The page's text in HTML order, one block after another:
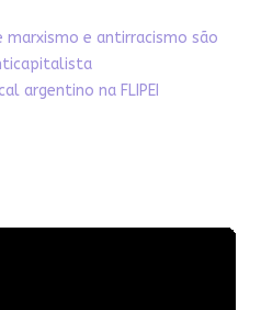
e antirracismo são
argentino na FLIPEI